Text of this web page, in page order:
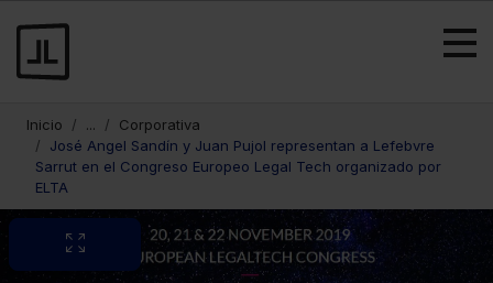
Inicio ...
Corporativa
José Angel Sandín y Juan Pujol representan a Lefebvre
Sarrut en el Congreso Europeo Legal Tech organizado por
ELTA